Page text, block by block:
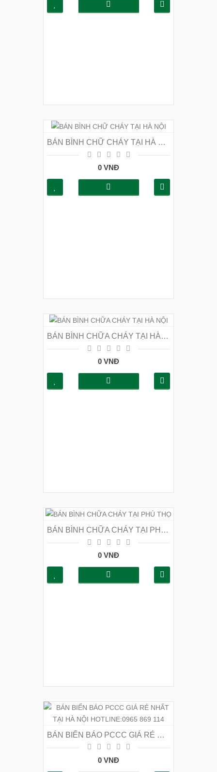
BÁN BÌNH CHỮ CHÁY TẠI HÀ NỘI
0 VNĐ
BÁN BÌNH CHỮA CHÁY TẠI HÀ NỘI
0 VNĐ
BÁN BÌNH CHỮA CHÁY TẠI PHÚ THỌ
0 VNĐ
BÁN BIỂN BÁO PCCC GIÁ RẺ NHẤT TẠI HÀ NỘI HOTLINE:0965 869 114
0 VNĐ